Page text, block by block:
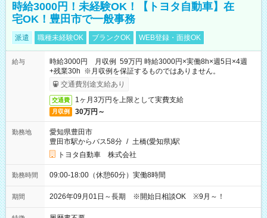
時給3000円！未経験OK！【トヨタ自動車】在
宅OK！豊田市で一般事務
派遣 職種未経験OK ブランクOK WEB登録・面接OK
給与
時給3000円 月収例 59万円 時給3000円×実働8h×週5日×4週
+残業30h ※月収例を保証するものではありません。
交通費別途支給あり
交通費 1ヶ月3万円を上限として実費支給
月収例 30万円～
勤務地
愛知県豊田市
豊田市駅からバス58分 / 土橋(愛知県)駅
トヨタ自動車 株式会社
勤務時間 09:00-18:00（休憩60分）実働8時間
期間 2026年09月01日～長期 ※開始日相談OK ※9月～！